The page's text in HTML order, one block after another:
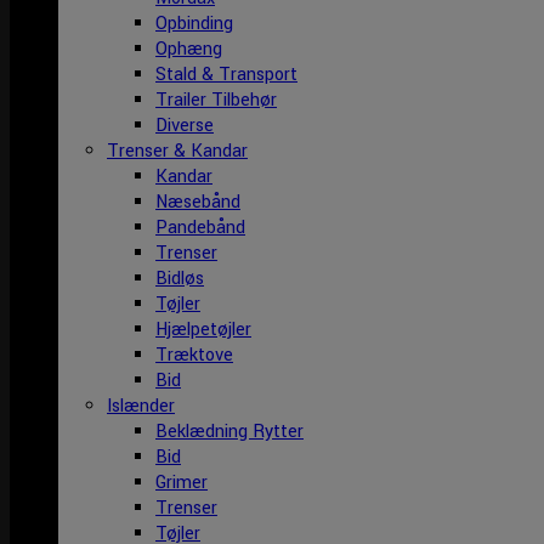
Opbinding
Ophæng
Stald & Transport
Trailer Tilbehør
Diverse
Trenser & Kandar
Kandar
Næsebånd
Pandebånd
Trenser
Bidløs
Tøjler
Hjælpetøjler
Træktove
Bid
Islænder
Beklædning Rytter
Bid
Grimer
Trenser
Tøjler